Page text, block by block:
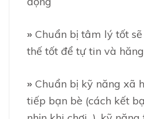
» Chuẩn bị tâm lý tốt
thế tốt để tự tin và
» Chuẩn bị kỹ năng xã
tiếp bạn bè (cách kết